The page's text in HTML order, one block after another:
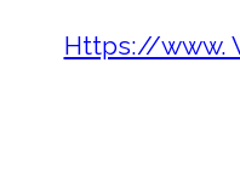
Https://www.